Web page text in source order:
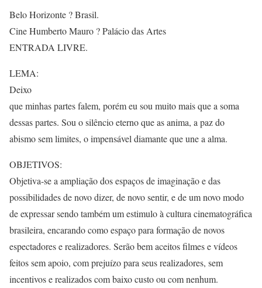
Belo Horizonte ? Brasil.
Cine Humberto Mauro ? Palácio das Artes
ENTRADA LIVRE.
LEMA:
Deixo
que minhas partes falem, porém eu sou muito mais que a soma
dessas partes. Sou o silêncio eterno que as anima, a paz do
abismo sem limites, o impensável diamante que une a alma.
OBJETIVOS:
Objetiva-se a ampliação dos espaços de imaginação e das
possibilidades de novo dizer, de novo sentir, e de um novo modo
de expressar sendo também um estimulo à cultura cinematográfica
brasileira, encarando como espaço para formação de novos
espectadores e realizadores. Serão bem aceitos filmes e vídeos
feitos sem apoio, com prejuízo para seus realizadores, sem
incentivos e realizados com baixo custo ou com nenhum.